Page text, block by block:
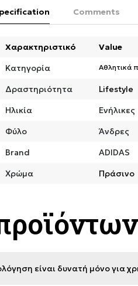
Comments
Χαρακτηριστικό
Value
Κατηγορία
Αθλητικά
Δραστηριότητα
Lifestyle
Ηλικία
Ενήλικες
Φύλο
Άνδρες
Brand
ADIDAS
Χρώμα
Πράσινο
είναι δυνατή μόνο για